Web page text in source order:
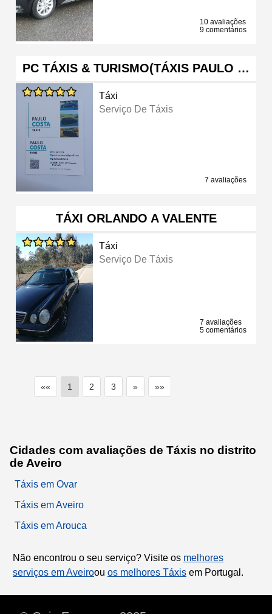
10 avaliações
9 comentários
PC TÁXIS & TURISMO(TÁXIS PAULO …
Táxi
Serviço De Táxis
7 avaliações
TÁXI ORLANDO A VALENTE
Táxi
Serviço De Táxis
7 avaliações
5 comentários
«« 1 2 3 » »»
Cidades com avaliações de Táxis no distrito
de Aveiro
Táxis em Ovar
Táxis em Aveiro
Táxis em Arouca
Não encontrou o seu serviço? Visite os melhores
serviços em Aveiroou os melhores Táxis em Portugal.